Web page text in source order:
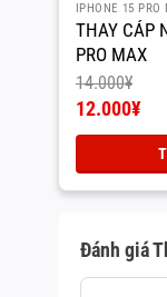
IPHONE 15 PRO
THAY CÁP
PRO MAX
14.000¥
Giá
14.000¥.
12.000¥
tại
là:
Đánh giá